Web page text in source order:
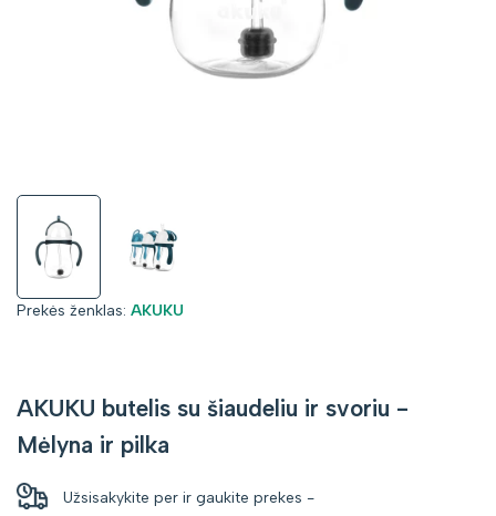
Prekės ženklas: Prekės
AKUKU
AKUKU butelis su šiaudeliu ir svoriu -
Mėlyna ir pilka
Užsisakykite per ir gaukite prekes -